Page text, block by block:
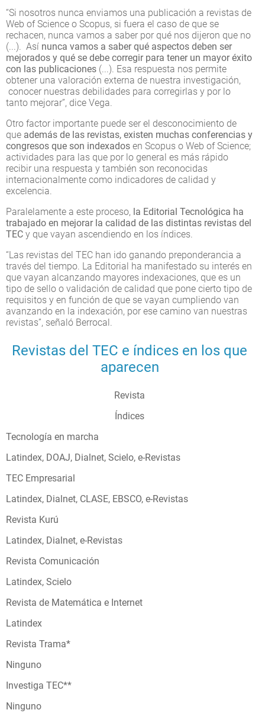
“Si nosotros nunca enviamos una publicación a revistas de
Web of Science o Scopus, si fuera el caso de que se
rechacen, nunca vamos a saber por qué nos dijeron que no
(...). Así nunca vamos a saber qué aspectos deben ser
mejorados y qué se debe corregir para tener un mayor éxito
con las publicaciones (...). Esa respuesta nos permite
obtener una valoración externa de nuestra investigación,
conocer nuestras debilidades para corregirlas y por lo
tanto mejorar”, dice Vega.
Otro factor importante puede ser el desconocimiento de
que además de las revistas, existen muchas conferencias y
congresos que son indexados en Scopus o Web of Science;
actividades para las que por lo general es más rápido
recibir una respuesta y también son reconocidas
internacionalmente como indicadores de calidad y
excelencia.
Paralelamente a este proceso, la Editorial Tecnológica ha
trabajado en mejorar la calidad de las distintas revistas del
TEC y que vayan ascendiendo en los índices.
“Las revistas del TEC han ido ganando preponderancia a
través del tiempo. La Editorial ha manifestado su interés en
que vayan alcanzando mayores indexaciones, que es un
tipo de sello o validación de calidad que pone cierto tipo de
requisitos y en función de que se vayan cumpliendo van
avanzando en la indexación, por ese camino van nuestras
revistas”, señaló Berrocal.
Revistas del TEC e índices en los que
aparecen
Revista
Índices
Tecnología en marcha
Latindex, DOAJ, Dialnet, Scielo, e-Revistas
TEC Empresarial
Latindex, Dialnet, CLASE, EBSCO, e-Revistas
Revista Kurú
Latindex, Dialnet, e-Revistas
Revista Comunicación
Latindex, Scielo
Revista de Matemática e Internet
Latindex
Revista Trama*
Ninguno
Investiga TEC**
Ninguno